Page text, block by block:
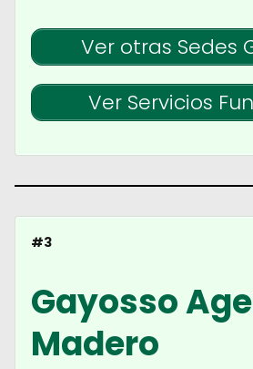
Ver otras Sedes
Ver Servicios
#3
Gayosso
Madero